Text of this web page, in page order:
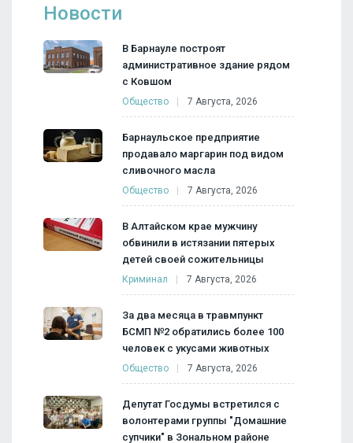
Новости
В Барнауле построят
административное здание рядом
с Ковшом
Общество 7 Августа, 2026
Барнаульское предприятие
продавало маргарин под видом
сливочного масла
Общество 7 Августа, 2026
В Алтайском крае мужчину
обвинили в истязании пятерых
детей своей сожительницы
Криминал 7 Августа, 2026
За два месяца в травмпункт
БСМП №2 обратились более 100
человек с укусами животных
Общество 7 Августа, 2026
Депутат Госдумы встретился с
волонтерами группы "Домашние
супчики" в Зональном районе